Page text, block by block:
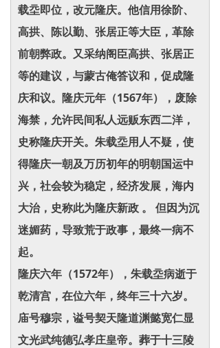
载坖即位，改元隆庆。他信用徐阶、
高拱、陈以勤、张居正等大臣，革除
前朝弊政。又采纳阁臣高拱、张居正
等的建议，与蒙古俺答议和，促成隆
庆和议。隆庆元年（1567年），废除
海禁，允许民间私人远贩东西二洋，
史称隆庆开关。朱载坖用人不疑，使
得隆庆一朝及万历初年的明朝国运中
兴，社会较为稳定，经济发展，海内
大治，史称此为隆庆新政 。 但因为沉
迷媚药，导致荒于政事，最终一病不
起。
隆庆六年（1572年），朱载坖病逝于
乾清宫，在位六年，终年三十六岁。
庙号穆宗，谥号契天隆道渊懿宽仁显
文光武纯德弘孝庄皇帝。葬于十三陵